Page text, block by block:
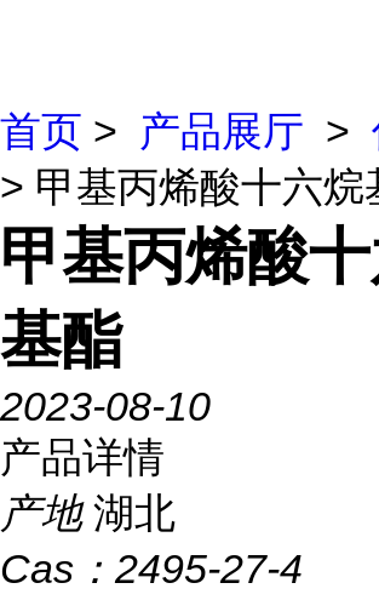
首页 > 产品展厅 >
> 甲基丙烯酸十六烷
甲基丙烯酸
基酯
2023-08-10
产品详情
产地 湖北
Cas： 2495-27-4